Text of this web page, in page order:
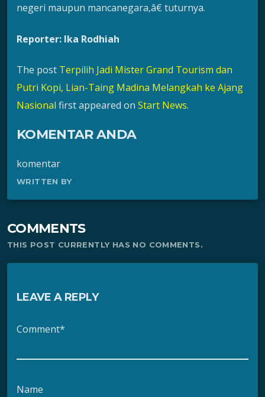
negeri maupun mancanegara,â€ tuturnya.
Reporter: Ika Rodhiah
The post Terpilih Jadi Mister Grand Tourism dan
Putri Kopi, Lian-Taing Madina Melangkah ke Ajang
Nasional first appeared on Start News.
KOMENTAR ANDA
komentar
WRITTEN BY
COMMENTS
THIS POST CURRENTLY HAS NO COMMENTS.
LEAVE A REPLY
Comment*
Name